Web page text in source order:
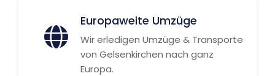
Europaweite Umzüge
Wir erledigen Umzüge & Transporte
von Gelsenkirchen nach ganz
Europa.